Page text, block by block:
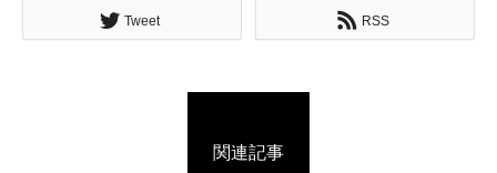
Tweet RSS
関連記事